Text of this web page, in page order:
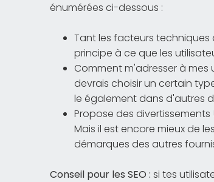
énumérées ci-dessous :
Tant les facteurs techniques
principe à ce que les
Comment m'adresser à mes
devrais choisir un certain
le également dans d'autres
Propose des
Mais il est encore mieux de
démarques des autres
Conseil pour les SEO : si tes